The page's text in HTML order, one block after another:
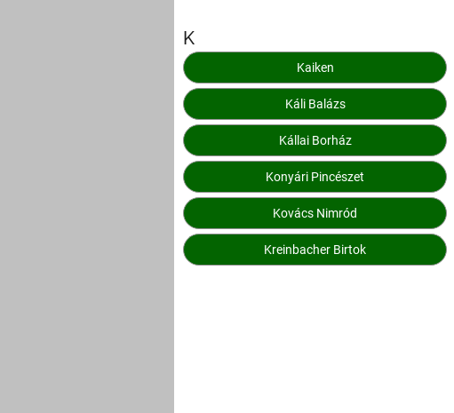
K
Kaiken
Káli Balázs
Kállai Borház
Konyári Pincészet
Kovács Nimród
Kreinbacher Birtok